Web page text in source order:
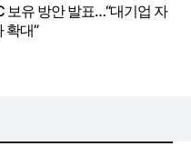
보유 방안 발표…“대기업 자
확대”